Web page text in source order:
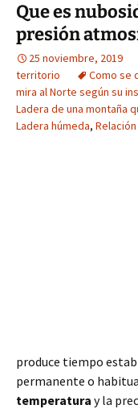
Que es
presión
25 noviembre, 2019
territorio
Como se
mira al Norte según su
Ladera de una montaña
Ladera húmeda,
produce tiempo
permanente o
temperatura y la